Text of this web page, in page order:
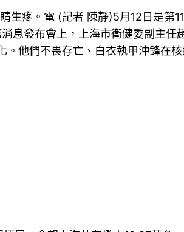
生疼。電 (記者 陳靜)5月12日是第
息發布會上，上海市衛健委副主任
他們不畏存亡、白衣執甲沖鋒在